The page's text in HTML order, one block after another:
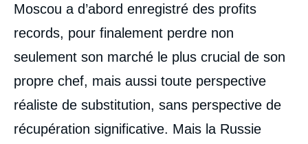
Moscou a d’abord enregistré des profits
records, pour finalement perdre non
seulement son marché le plus crucial de son
propre chef, mais aussi toute perspective
réaliste de substitution, sans perspective de
récupération significative. Mais la Russie